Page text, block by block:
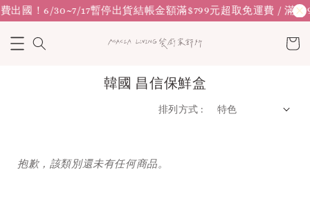
出國！6/30~7/17暫停出貨結帳金額滿$799元超取免運費 / 滿
韓國 昌信保鮮盒
排列方式 :
抱歉，該類別還未有任何商品。